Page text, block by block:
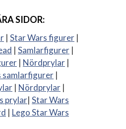
SIDOR:
| Star Wars figurer |
| Samlarfigurer |
| Nördprylar |
samlarfigurer |
| Nördprylar |
prylar| Star Wars
| Lego Star Wars